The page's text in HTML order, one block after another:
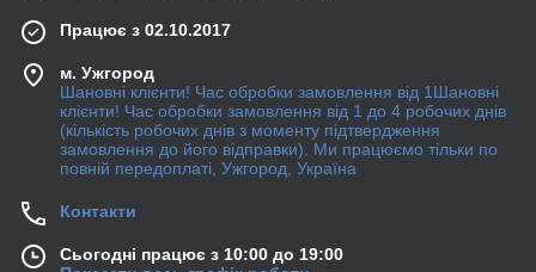
Працює з 02.10.2017
м. Ужгород
Шановні клієнти! Час обробки замовлення від 1Шановні
клієнти! Час обробки замовлення від 1 до 4 робочих днів
(кількість робочих днів з моменту підтвердження
замовлення до його відправки). Ми працюємо тільки по
повній передоплаті, Ужгород, Україна
Контакти
Сьогодні працює з 10:00 до 19:00